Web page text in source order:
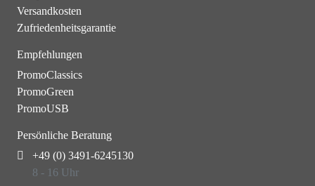
Versandkosten
Zufriedenheitsgarantie
Empfehlungen
PromoClassics
PromoGreen
PromoUSB
Persönliche Beratung
+49 (0) 3491-6245130
8 - 16 Uhr